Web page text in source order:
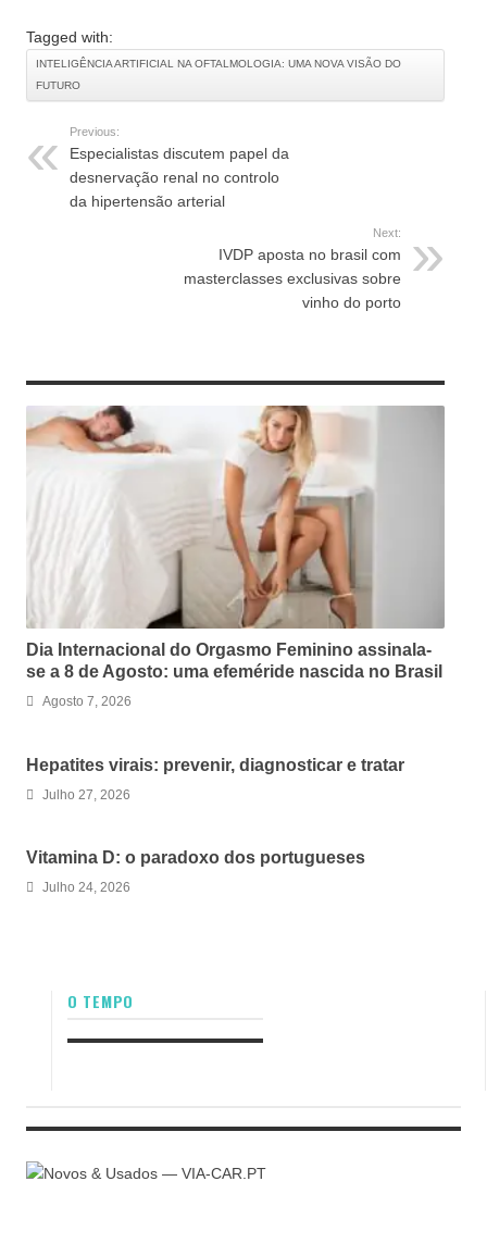
Tagged with:
INTELIGÊNCIA ARTIFICIAL NA OFTALMOLOGIA: UMA NOVA VISÃO DO
FUTURO
Previous:
Especialistas discutem papel da
desnervação renal no controlo
da hipertensão arterial
Next:
IVDP aposta no brasil com
masterclasses exclusivas sobre
vinho do porto
Dia Internacional do Orgasmo Feminino assinala-
se a 8 de Agosto: uma efeméride nascida no Brasil
Agosto 7, 2026
Hepatites virais: prevenir, diagnosticar e tratar
Julho 27, 2026
Vitamina D: o paradoxo dos portugueses
Julho 24, 2026
O TEMPO